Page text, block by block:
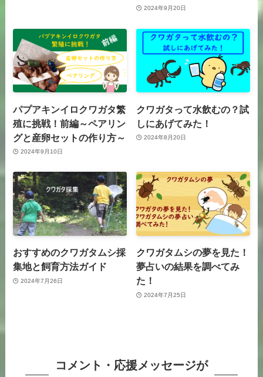
2024年9月20日
パプアキンイロクワガタ繁
殖に挑戦！前編～ペアリン
グと産卵セットの作り方～
2024年9月10日
クワガタって水飲むの？試
しにあげてみた！
2024年8月20日
おすすめのクワガタムシ採
集地と飼育方法ガイド
2024年7月26日
クワガタムシの夢を見た！
夢占いの結果を調べてみ
た！
2024年7月25日
コメント・応援メッセージが